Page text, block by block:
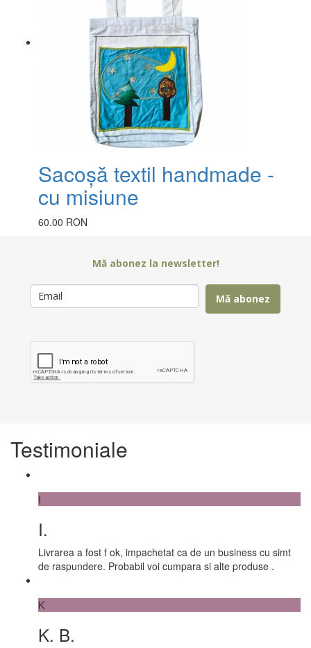
Sacoșă textil handmade -
cu misiune
60.00 RON
Mă abonez la newsletter!
Mă abonez
Testimoniale
I
I.
Livrarea a fost f ok, impachetat ca de un business cu simt
de raspundere. Probabil voi cumpara si alte produse .
K
K. B.